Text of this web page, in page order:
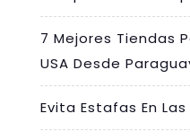
7 Mejores Tiendas
USA Desde
Evita Estafas En